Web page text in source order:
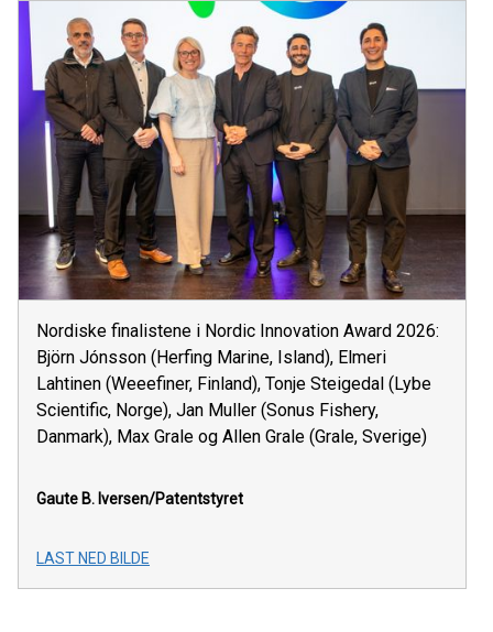
Nordiske finalistene i Nordic Innovation Award 2026:
Björn Jónsson (Herfing Marine, Island), Elmeri
Lahtinen (Weeefiner, Finland), Tonje Steigedal (Lybe
Scientific, Norge), Jan Muller (Sonus Fishery,
Danmark), Max Grale og Allen Grale (Grale, Sverige)
Gaute B. Iversen/Patentstyret
LAST NED BILDE